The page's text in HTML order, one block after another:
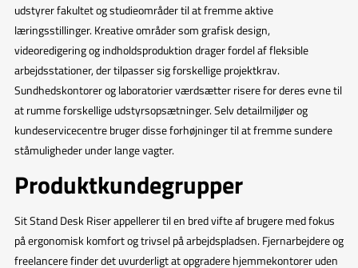
udstyrer fakultet og studieområder til at fremme aktive
læringsstillinger. Kreative områder som grafisk design,
videoredigering og indholdsproduktion drager fordel af fleksible
arbejdsstationer, der tilpasser sig forskellige projektkrav.
Sundhedskontorer og laboratorier værdsætter risere for deres evne til
at rumme forskellige udstyrsopsætninger. Selv detailmiljøer og
kundeservicecentre bruger disse forhøjninger til at fremme sundere
ståmuligheder under lange vagter.
Produktkundegrupper
Sit Stand Desk Riser appellerer til en bred vifte af brugere med fokus
på ergonomisk komfort og trivsel på arbejdspladsen. Fjernarbejdere og
freelancere finder det uvurderligt at opgradere hjemmekontorer uden